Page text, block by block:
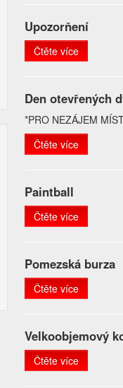
Upozorňení
Čtěte více
Den otevřených
*PRO NEZÁJEM
Čtěte více
Paintball
Čtěte více
Pomezská burza
Čtěte více
Velkoobjemový
Čtěte více